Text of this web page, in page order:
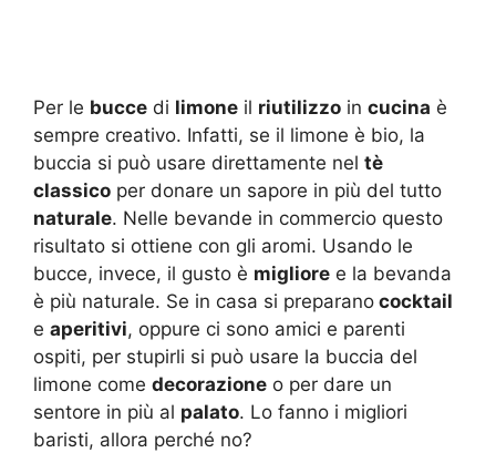
Per le bucce di limone il riutilizzo in cucina è
sempre creativo. Infatti, se il limone è bio, la
buccia si può usare direttamente nel tè
classico per donare un sapore in più del tutto
naturale. Nelle bevande in commercio questo
risultato si ottiene con gli aromi. Usando le
bucce, invece, il gusto è migliore e la bevanda
è più naturale. Se in casa si preparano cocktail
e aperitivi, oppure ci sono amici e parenti
ospiti, per stupirli si può usare la buccia del
limone come decorazione o per dare un
sentore in più al palato. Lo fanno i migliori
baristi, allora perché no?